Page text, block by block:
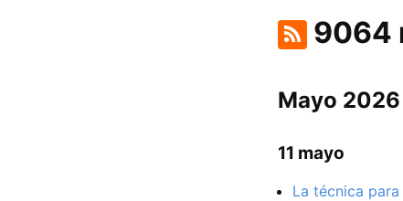
9064
Mayo 2026
11 mayo
La técnica